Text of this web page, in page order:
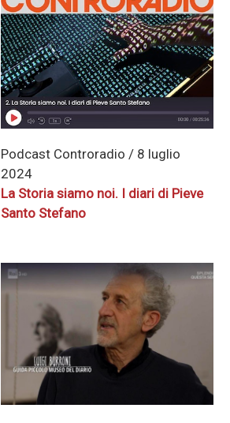
Podcast Controradio / 8 luglio
2024
La Storia siamo noi. I diari di Pieve
Santo Stefano